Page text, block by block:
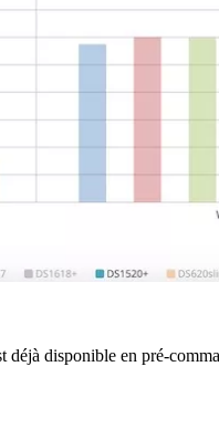
déjà disponible en pré-